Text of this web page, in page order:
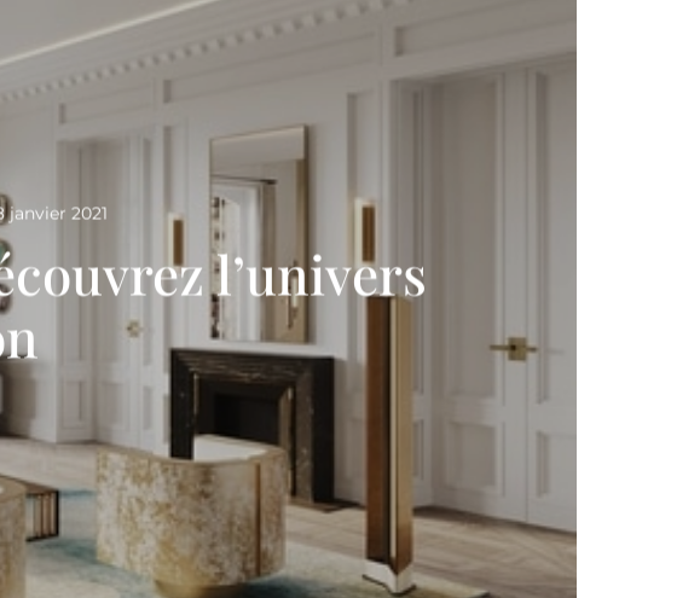
janvier 2021
l’univers